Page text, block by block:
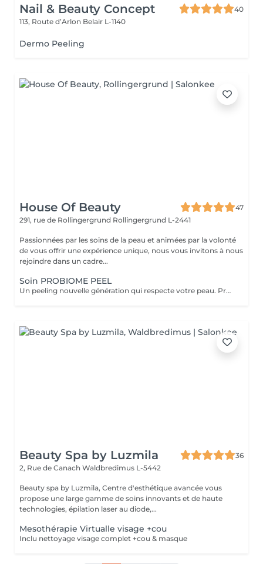
Nail & Beauty Concept
40
113, Route d’Arlon Belair L-1140
Dermo Peeling
House Of Beauty
47
291, rue de Rollingergrund Rollingergrund L-2441
Passionnées par les soins de la peau et animées par la volonté
de vous offrir une expérience unique, nous vous invitons à nous
rejoindre dans un cadre...
Soin PROBIOME PEEL
Un peeling nouvelle génération qui respecte votre peau. Probiome Peel associe la puissance d'un peeling sur-mesure à une restauration profonde du microbiome cutané. 5 peelings personnalisés selon votre type de peau et vos besoins (éclat, imperfections, taches, rides, texture irrégulière). Action renouvelante, lissante et clarifiante tout en renforçant la barrière cutanée. Formule enrichie en Multibiotic Complex, qui équilibre la flore cutanée et prévient les irritations. Rituel Post-Peeling (kit 7 Days) intégré dans le prix du soin. Aide à restaurer la peau, renforcer la barrière cutanée et préserver les résultats obtenus en cabine. Résultat : Effet « peau neuve » durable et éclat du teint retrouvé. Une peau plus lumineuse, plus lisse et visiblement renouvelée dès la première séance, sans irritations.
Beauty Spa by Luzmila
36
2, Rue de Canach Waldbredimus L-5442
Beauty spa by Luzmila, Centre d'esthétique avancée vous
propose une large gamme de soins innovants et de haute
technologies, épilation laser au diode,...
Mesothérapie Virtualle visage +cou
Inclu nettoyage visage complet +cou & masque